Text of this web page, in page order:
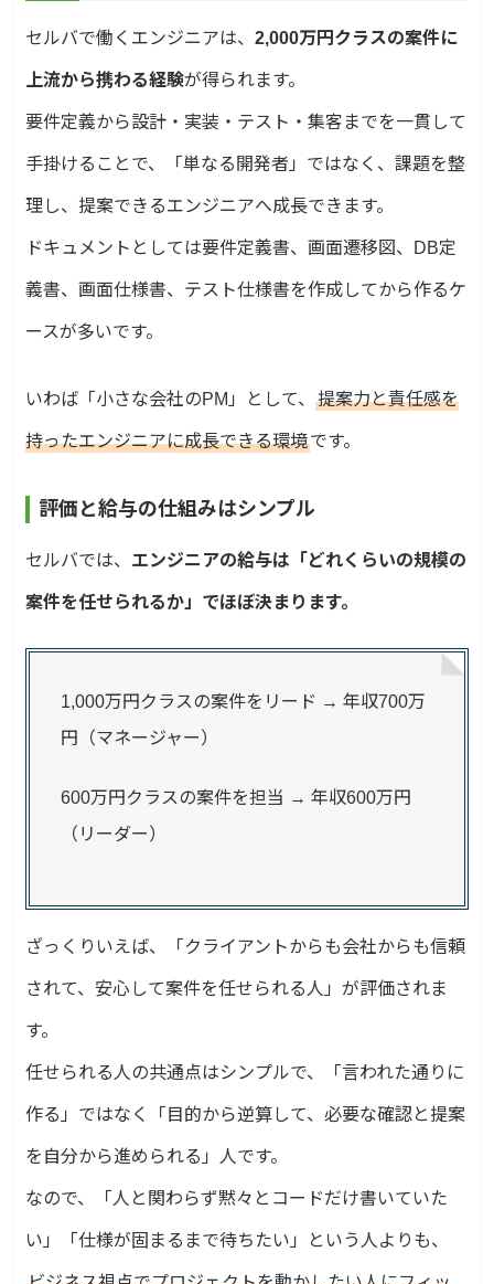
セルバで働くエンジニアは、2,000万円クラスの案件に
上流から携わる経験が得られます。
要件定義から設計・実装・テスト・集客までを一貫して
手掛けることで、「単なる開発者」ではなく、課題を整
理し、提案できるエンジニアへ成長できます。
ドキュメントとしては要件定義書、画面遷移図、DB定
義書、画面仕様書、テスト仕様書を作成してから作るケ
ースが多いです。
いわば「小さな会社のPM」として、提案力と責任感を
持ったエンジニアに成長できる環境です。
評価と給与の仕組みはシンプル
セルバでは、 エンジニアの給与は「どれくらいの規模の
案件を任せられるか」でほぼ決まります。
1,000万円クラスの案件をリード → 年収700万
円（マネージャー）
600万円クラスの案件を担当 → 年収600万円
（リーダー）
ざっくりいえば、「クライアントからも会社からも信頼
されて、安心して案件を任せられる人」が評価されま
す。
任せられる人の共通点はシンプルで、「言われた通りに
作る」ではなく「目的から逆算して、必要な確認と提案
を自分から進められる」人です。
なので、「人と関わらず黙々とコードだけ書いていた
い」「仕様が固まるまで待ちたい」という人よりも、